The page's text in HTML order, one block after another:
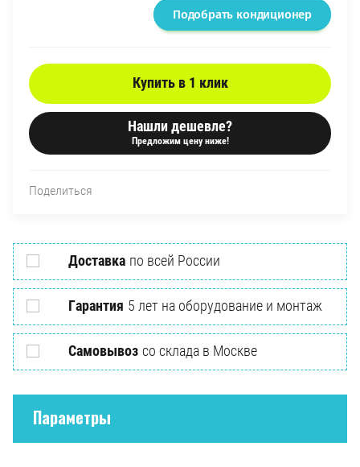
Подобрать кондиционер
Купить в 1 клик
Нашли дешевле?
Предложим цену ниже!
Поделиться
Доставка по всей России
Гарантия 5 лет на оборудование и монтаж
Самовывоз со склада в Москве
Параметры